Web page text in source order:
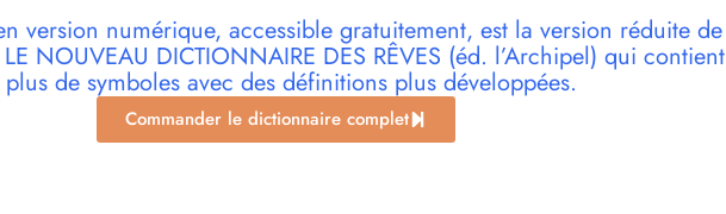
version numérique, accessible gratuitement, est la version réduite de
NOUVEAU DICTIONNAIRE DES RÊVES (éd. l’Archipel) qui contient
de symboles avec des définitions plus développées.
Commander le dictionnaire complet